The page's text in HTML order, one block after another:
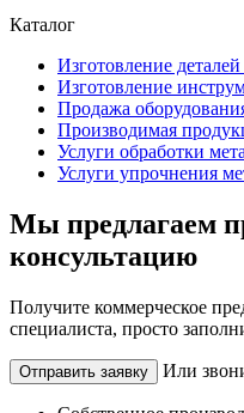
Каталог
Изготовление деталей
Изготовление
Продажа
Производимая
Услуги обработки
Услуги упрочнения
Мы предлагаем
консультацию
Получите коммерческое
специалиста, просто
Отправить заявку Или